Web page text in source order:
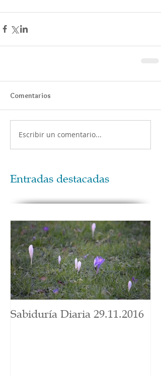
Comentarios
Escribir un comentario...
Entradas destacadas
Sabiduría Diaria 29.11.2016